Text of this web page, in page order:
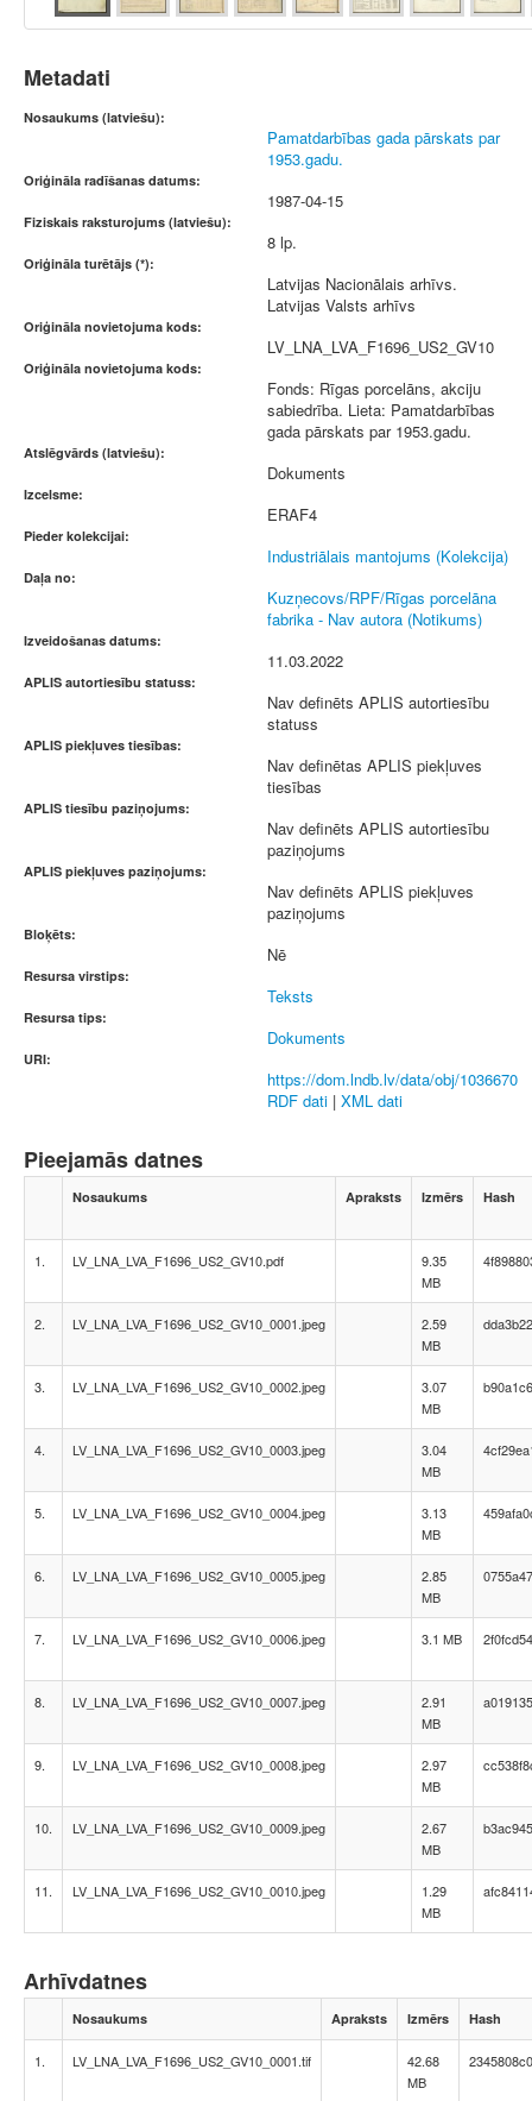
Metadati
Nosaukums (latviešu):
Pamatdarbības gada pārskats par
1953.gadu.
Oriģināla radīšanas datums:
1987-04-15
Fiziskais raksturojums (latviešu):
8 lp.
Oriģināla turētājs (*):
Latvijas Nacionālais arhīvs.
Latvijas Valsts arhīvs
Oriģināla novietojuma kods:
LV_LNA_LVA_F1696_US2_GV10
Oriģināla novietojuma kods:
Fonds: Rīgas porcelāns, akciju
sabiedrība. Lieta: Pamatdarbības
gada pārskats par 1953.gadu.
Atslēgvārds (latviešu):
Dokuments
Izcelsme:
ERAF4
Pieder kolekcijai:
Industriālais mantojums (Kolekcija)
Daļa no:
Kuzņecovs/RPF/Rīgas porcelāna
fabrika - Nav autora (Notikums)
Izveidošanas datums:
11.03.2022
APLIS autortiesību statuss:
Nav definēts APLIS autortiesību
statuss
APLIS piekļuves tiesības:
Nav definētas APLIS piekļuves
tiesības
APLIS tiesību paziņojums:
Nav definēts APLIS autortiesību
paziņojums
APLIS piekļuves paziņojums:
Nav definēts APLIS piekļuves
paziņojums
Bloķēts:
Nē
Resursa virstips:
Teksts
Resursa tips:
Dokuments
URI:
https://dom.lndb.lv/data/obj/1036670
RDF dati | XML dati
Pieejamās datnes
Nosaukums Apraksts Izmērs Hash
1. LV_LNA_LVA_F1696_US2_GV10.pdf
9.35
MB
2. LV_LNA_LVA_F1696_US2_GV10_0001.jpeg
2.59
MB
3. LV_LNA_LVA_F1696_US2_GV10_0002.jpeg
3.07
MB
4. LV_LNA_LVA_F1696_US2_GV10_0003.jpeg
3.04
MB
5. LV_LNA_LVA_F1696_US2_GV10_0004.jpeg
3.13
MB
6. LV_LNA_LVA_F1696_US2_GV10_0005.jpeg
2.85
MB
7. LV_LNA_LVA_F1696_US2_GV10_0006.jpeg 3.1 MB
8. LV_LNA_LVA_F1696_US2_GV10_0007.jpeg
2.91
MB
9. LV_LNA_LVA_F1696_US2_GV10_0008.jpeg
2.97
MB
10. LV_LNA_LVA_F1696_US2_GV10_0009.jpeg
2.67
MB
11. LV_LNA_LVA_F1696_US2_GV10_0010.jpeg
1.29
MB
Arhīvdatnes
Nosaukums Apraksts Izmērs Hash
1. LV_LNA_LVA_F1696_US2_GV10_0001.tif
42.68
MB